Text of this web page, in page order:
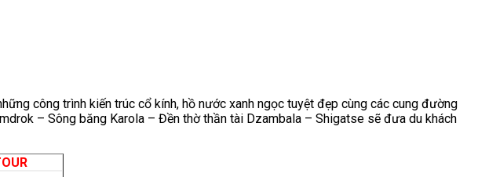
công trình kiến trúc cổ kính, hồ nước xanh ngọc tuyệt đẹp cùng các cung đường
– Sông băng Karola – Đền thờ thần tài Dzambala – Shigatse sẽ đưa du khách